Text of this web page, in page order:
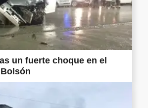
un fuerte choque en el